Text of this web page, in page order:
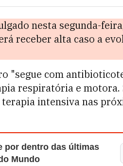
nesta segunda-
receber alta caso a
"segue com
respiratória e motora.
intensiva nas
por dentro das últimas
Mundo